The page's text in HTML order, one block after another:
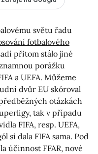
světu řadu
fotbalového
přitom stálo jiné
porážku
a UEFA. Můžeme
dvůr EU skóroval
otázkách
tak v případu
FIFA, resp. UEFA,
si dala FIFA sama. Pod
účinnost FFAR, nové